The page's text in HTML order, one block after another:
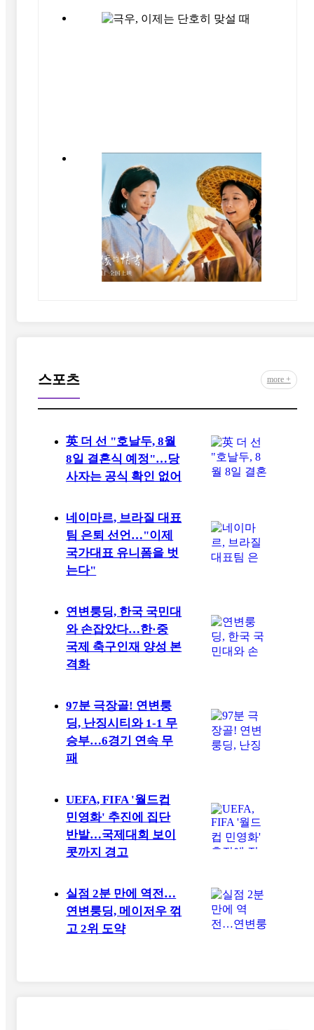
스포츠 more +
英 더 선 "호날두, 8월
8일 결혼식 예정"…당
사자는 공식 확인 없어
네이마르, 브라질 대표
팀 은퇴 선언…"이제
국가대표 유니폼을 벗
는다"
연변룽딩, 한국 국민대
와 손잡았다…한·중
국제 축구인재 양성 본
격화
97분 극장골! 연변룽
딩, 난징시티와 1-1 무
승부…6경기 연속 무
패
UEFA, FIFA '월드컵
민영화' 추진에 집단
반발…국제대회 보이
콧까지 경고
실점 2분 만에 역전…
연변룽딩, 메이저우 꺾
고 2위 도약